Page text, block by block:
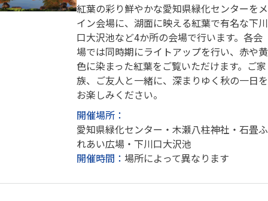
紅葉の彩り鮮やかな愛知県緑化センターをメ
イン会場に、湖面に映える紅葉で有名な下川
口大沢池など4か所の会場で行います。各会
場では同時期にライトアップを行い、赤や黄
色に染まった紅葉をご覧いただけます。ご家
族、ご友人と一緒に、深まりゆく秋の一日を
お楽しみください。
開催場所：
愛知県緑化センター・木瀬八柱神社・石畳ふ
れあい広場・下川口大沢池
開催時間： 場所によって異なります